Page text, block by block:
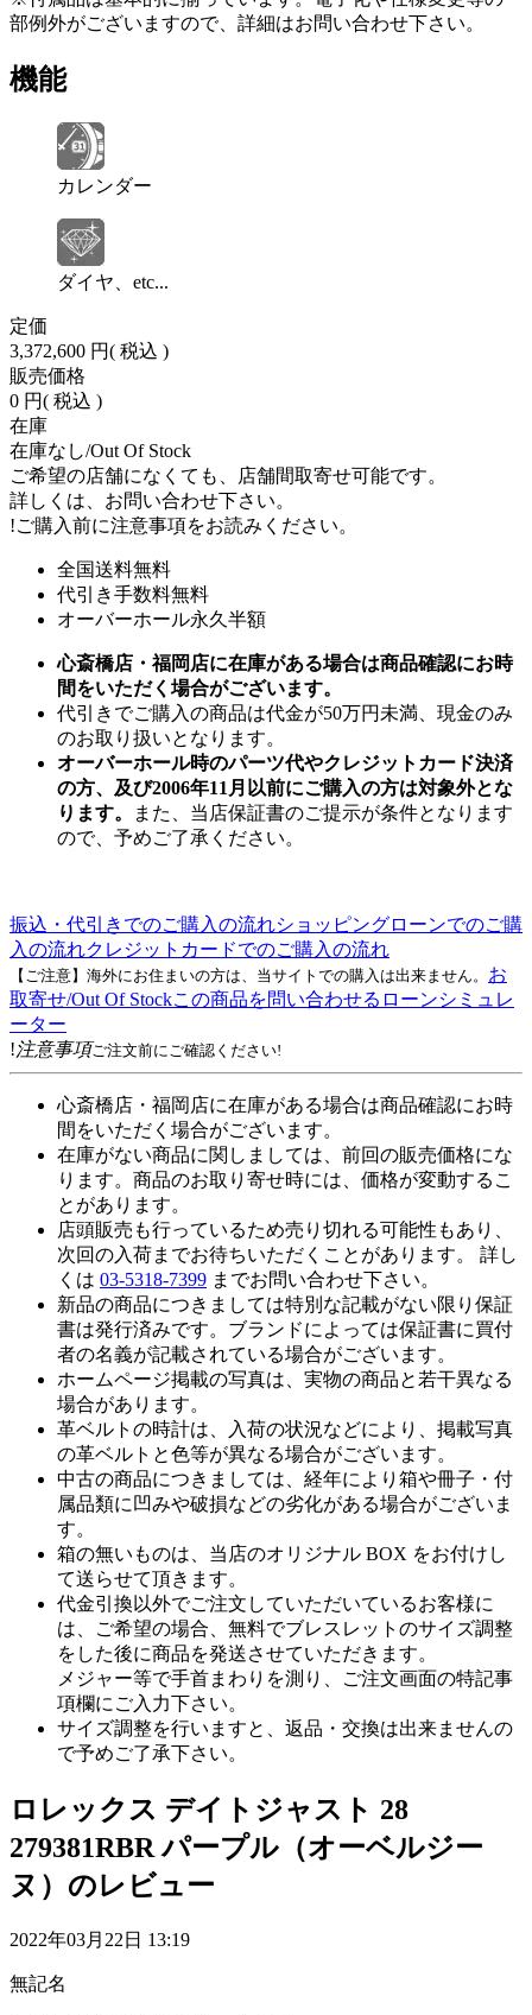
部例外がございますので、詳細はお問い合わせ下さい。
機能
カレンダー
ダイヤ、etc...
定価
3,372,600 円( 税込 )
販売価格
0 円( 税込 )
在庫
在庫なし/Out Of Stock
ご希望の店舗になくても、店舗間取寄せ可能です。
詳しくは、お問い合わせ下さい。
!ご購入前に注意事項をお読みください。
全国送料無料
代引き手数料無料
オーバーホール永久半額
心斎橋店・福岡店に在庫がある場合は商品確認にお時
間をいただく場合がございます。
代引きでご購入の商品は代金が50万円未満、現金のみ
のお取り扱いとなります。
オーバーホール時のパーツ代やクレジットカード決済
の方、及び2006年11月以前にご購入の方は対象外とな
ります。
また、当店保証書のご提示が条件となります
ので、予めご了承ください。
振込・代引きでのご購入の流れショッピングローンでのご購
入の流れクレジットカードでのご購入の流れ
【ご注意】海外にお住まいの方は、当サイトでの購入は出来ません。 お
取寄せ/Out Of Stockこの商品を問い合わせる ローンシミュレ
ーター
!注意事項ご注文前にご確認ください!
心斎橋店・福岡店に在庫がある場合は商品確認にお時
間をいただく場合がございます。
在庫がない商品に関しましては、前回の販売価格にな
ります。商品のお取り寄せ時には、価格が変動するこ
とがあります。
店頭販売も行っているため売り切れる可能性もあり、
次回の入荷までお待ちいただくことがあります。 詳し
くは 03-5318-7399 までお問い合わせ下さい。
新品の商品につきましては特別な記載がない限り保証
書は発行済みです。ブランドによっては保証書に買付
者の名義が記載されている場合がございます。
ホームページ掲載の写真は、実物の商品と若干異なる
場合があります。
革ベルトの時計は、入荷の状況などにより、掲載写真
の革ベルトと色等が異なる場合がございます。
中古の商品につきましては、経年により箱や冊子・付
属品類に凹みや破損などの劣化がある場合がございま
す。
箱の無いものは、当店のオリジナル BOX をお付けし
て送らせて頂きます。
代金引換以外でご注文していただいているお客様に
は、ご希望の場合、無料でブレスレットのサイズ調整
をした後に商品を発送させていただきます。
メジャー等で手首まわりを測り、ご注文画面の特記事
項欄にご入力下さい。
サイズ調整を行いますと、返品・交換は出来ませんの
で予めご了承下さい。
ロレックス デイトジャスト 28
279381RBR パープル（オーベルジー
ヌ）のレビュー
2022年03月22日 13:19
無記名